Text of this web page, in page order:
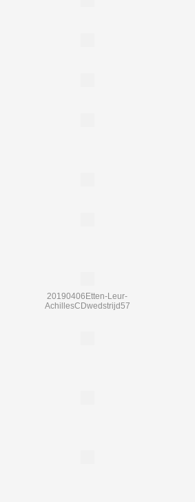
20190406Etten-Leur-
AchillesCDwedstrijd57